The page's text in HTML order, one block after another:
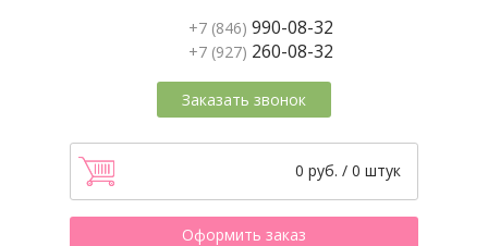
+7 (846) 990-08-32
+7 (927) 260-08-32
Заказать звонок
0 руб. / 0 штук
Оформить заказ